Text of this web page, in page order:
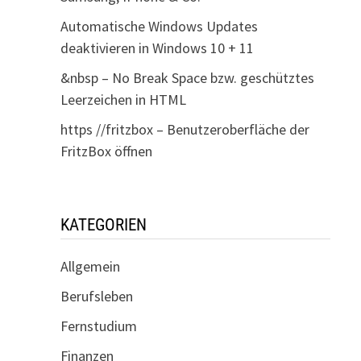
Automatische Windows Updates
deaktivieren in Windows 10 + 11
&nbsp – No Break Space bzw. geschütztes
Leerzeichen in HTML
https //fritzbox – Benutzeroberfläche der
FritzBox öffnen
KATEGORIEN
Allgemein
Berufsleben
Fernstudium
Finanzen